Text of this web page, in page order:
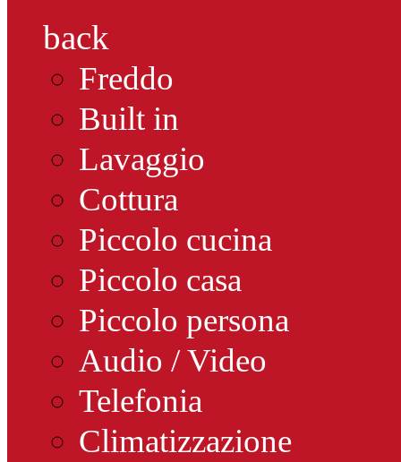
back
Freddo
Built in
Lavaggio
Cottura
Piccolo cucina
Piccolo casa
Piccolo persona
Audio / Video
Telefonia
Climatizzazione